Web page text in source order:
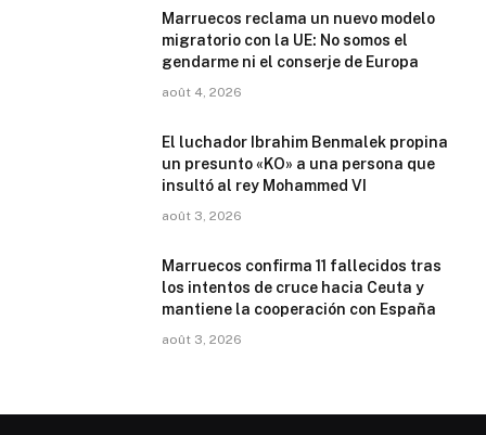
Marruecos reclama un nuevo modelo
migratorio con la UE: No somos el
gendarme ni el conserje de Europa
août 4, 2026
El luchador Ibrahim Benmalek propina
un presunto «KO» a una persona que
insultó al rey Mohammed VI
août 3, 2026
Marruecos confirma 11 fallecidos tras
los intentos de cruce hacia Ceuta y
mantiene la cooperación con España
août 3, 2026